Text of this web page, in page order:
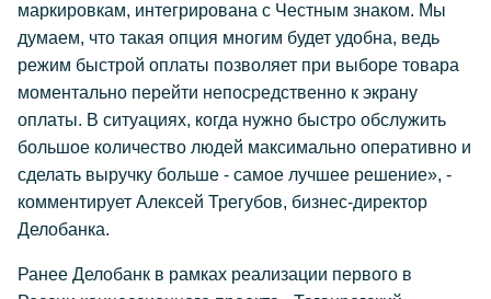
маркировкам, интегрирована с Честным знаком. Мы
думаем, что такая опция многим будет удобна, ведь
режим быстрой оплаты позволяет при выборе товара
моментально перейти непосредственно к экрану
оплаты. В ситуациях, когда нужно быстро обслужить
большое количество людей максимально оперативно и
сделать выручку больше - самое лучшее решение», -
комментирует Алексей Трегубов, бизнес-директор
Делобанка.
Ранее Делобанк в рамках реализации первого в